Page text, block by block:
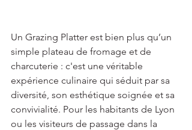
Un Grazing Platter est bien plus qu’un
simple plateau de fromage et de
charcuterie : c'est une véritable
expérience culinaire qui séduit par sa
diversité, son esthétique soignée et sa
convivialité. Pour les habitants de Lyon
ou les visiteurs de passage dans la